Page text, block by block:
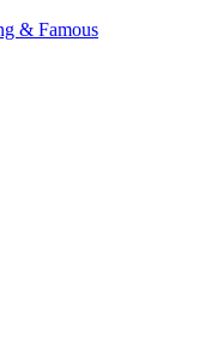
& Famous